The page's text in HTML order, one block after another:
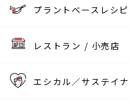
プラントベースレシピ
レストラン / 小売店
エシカル／サステイ